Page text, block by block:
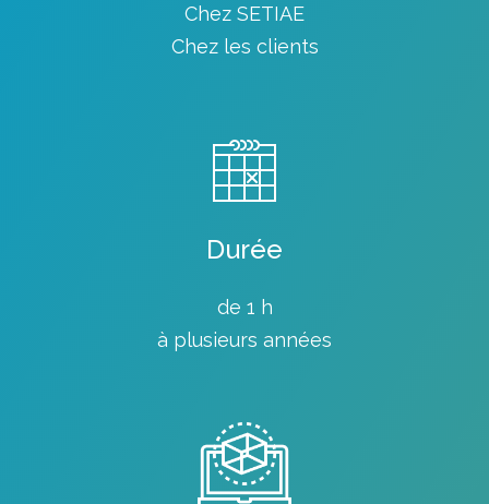
Chez SETIAE
Chez les clients
Durée
de 1 h
à plusieurs années